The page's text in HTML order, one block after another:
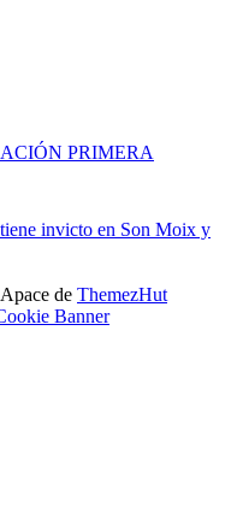
PRIMERA
invicto en Son Moix y
de ThemezHut
Banner